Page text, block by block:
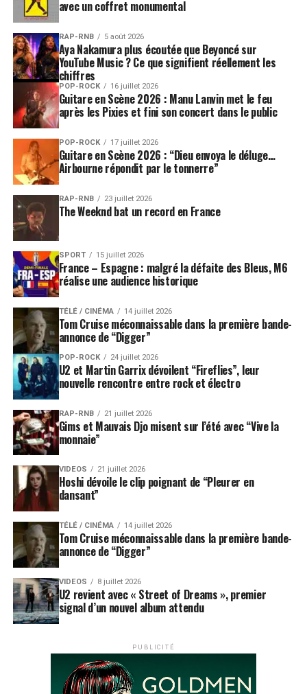
SUJETS ASSOCIÉS: DAVE
PATRICK SEBASTIEN
SALVATORE ADAMO
avec un coffret monumental
RAP-RNB 5 août 2026
Aya Nakamura plus écoutée que Beyoncé sur
YouTube Music ? Ce que signifient réellement les
chiffres
POP-ROCK 16 juillet 2026
Guitare en Scène 2026 : Manu Lanvin met le feu
après les Pixies et fini son concert dans le public
POP-ROCK 17 juillet 2026
Guitare en Scène 2026 : “Dieu envoya le déluge…
Airbourne répondit par le tonnerre”
RAP-RNB 23 juillet 2026
The Weeknd bat un record en France
SPORT 15 juillet 2026
France – Espagne : malgré la défaite des Bleus, M6
réalise une audience historique
TÉLÉ / CINÉMA 14 juillet 2026
Tom Cruise méconnaissable dans la première bande-
annonce de “Digger”
POP-ROCK 24 juillet 2026
U2 et Martin Garrix dévoilent “Fireflies”, leur
nouvelle rencontre entre rock et électro
RAP-RNB 21 juillet 2026
Gims et Mauvais Djo misent sur l’été avec “Vive la
monnaie”
VIDEOS 21 juillet 2026
Hoshi dévoile le clip poignant de “Pleurer en
dansant”
TÉLÉ / CINÉMA 14 juillet 2026
Tom Cruise méconnaissable dans la première bande-
annonce de “Digger”
VIDEOS 8 juillet 2026
U2 revient avec « Street of Dreams », premier
signal d’un nouvel album attendu
PUBLICITÉ